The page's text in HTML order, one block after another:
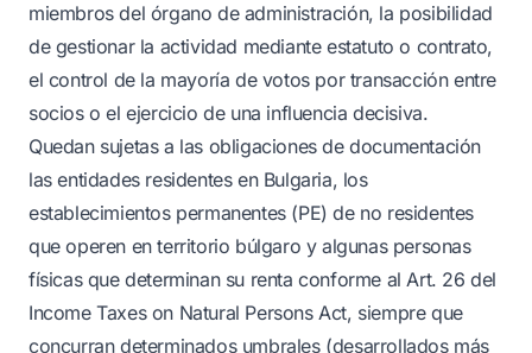
miembros del órgano de administración, la posibilidad
de gestionar la actividad mediante estatuto o contrato,
el control de la mayoría de votos por transacción entre
socios o el ejercicio de una influencia decisiva.
Quedan sujetas a las obligaciones de documentación
las entidades residentes en Bulgaria, los
establecimientos permanentes (PE) de no residentes
que operen en territorio búlgaro y algunas personas
físicas que determinan su renta conforme al Art. 26 del
Income Taxes on Natural Persons Act, siempre que
concurran determinados umbrales (desarrollados más